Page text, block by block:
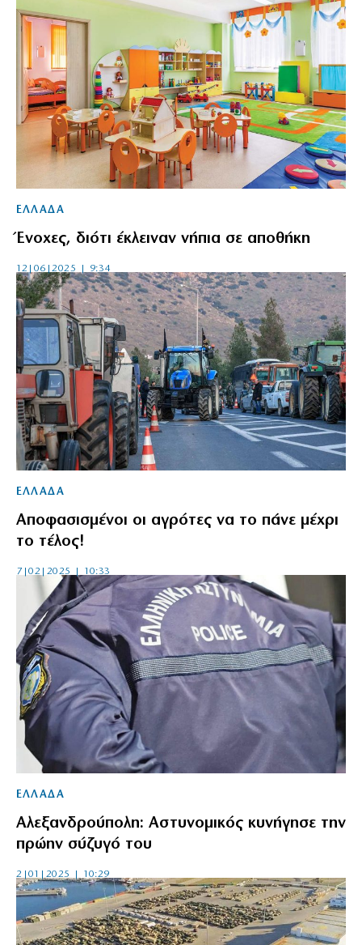
ΕΛΛΑΔΑ
Ένοχες, διότι έκλειναν νήπια σε αποθήκη
12|06|2025 | 9:34
ΕΛΛΑΔΑ
Αποφασισμένοι οι αγρότες να το πάνε μέχρι
το τέλος!
7|02|2025 | 10:33
ΕΛΛΑΔΑ
Αλεξανδρούπολη: Αστυνομικός κυνήγησε την
πρώην σύζυγό του
2|01|2025 | 10:29